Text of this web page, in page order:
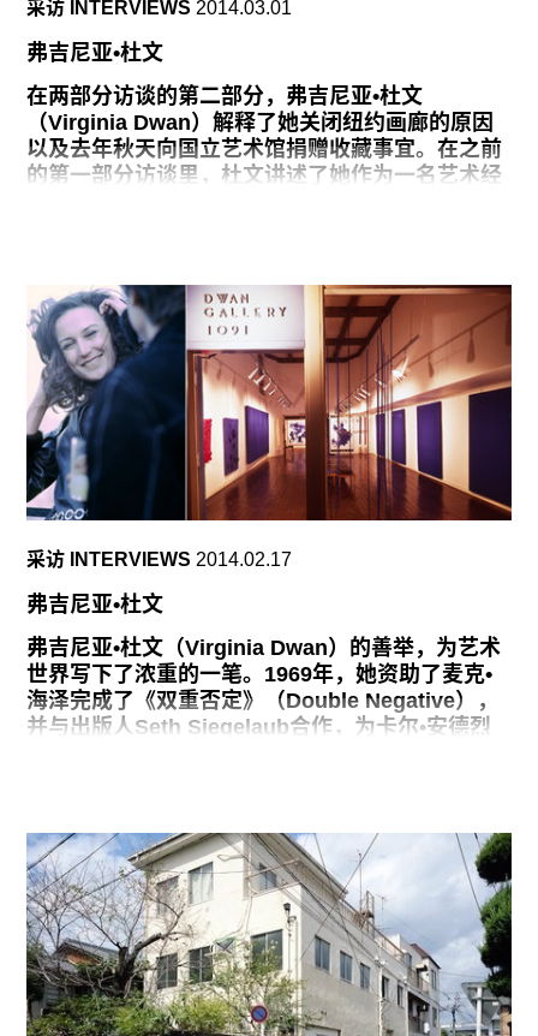
后，我觉得也许可以从这一传统去下手（我并非第
四基座的第一个做这个的艺术家）。我的构思是做
一个马的骨架，采用活生生的装饰，但是没有骑马
者。
我选择了早期的一个作品。2010年，在技术奇才们
三个，投影在遭受严重破坏的18世纪壁画的空白
处。当时“骑士”（Il
采访 INTERVIEWS 2014.03.01
弗吉尼亚•杜文
在两部分访谈的第二部分，弗吉尼亚•杜文
（Virginia Dwan）解释了她关闭纽约画廊的原因
以及去年秋天向国立艺术馆捐赠收藏事宜。在之前
的第一部分访谈里，杜文讲述了她作为一名艺术经
总有人问我为何关闭画廊。我就是没精力做了。耗
尽心神。尽管我确实喜欢开画廊：我喜欢做展览，
喜欢宣传，等等。我也喜欢和艺术家在一起。但是
艺术交易这门生意绝对不是我擅长的。我慢慢意识
到这样的事对我太难了。假设我本来喜欢做个策展
人，但是不得不闲出一只手来，典型的就是开画
廊，而不是开个博物馆。
1971年以后，很多艺术家到1971年，都打算纽约
离，尽管没人和我直接说。但是我确实知道很多人
想要更大的天地。想有更大的空间去施展。尤其是
我接触的大多数艺术家，尤其是麦克•海泽和罗伯特
•史密森。
我早就知道我收集的大部分作品都要捐给一家博物
馆，国立艺术馆的詹姆斯•梅椰和哈里•库珀伸出了
有种想法是很多东西应该雪藏多年，不应该出现在
人们能看到的地方。这点让我沮丧。之前我已经将
作品捐给了博物馆：比如海泽的《双重否定》，捐
给了洛杉矶的MoMA，六件大幅的投影摄影《实际
尺寸：慕尼黑旋转》(Actual
采访 INTERVIEWS 2014.02.17
弗吉尼亚•杜文
弗吉尼亚•杜文（Virginia Dwan）的善举，为艺术
世界写下了浓重的一笔。1969年，她资助了麦克•
海泽完成了《双重否定》（Double Negative），
并与出版人Seth Siegelaub合作，为卡尔•安德烈
家画廊，在她的推动下，伊夫•克莱因也是于1961
年，完成了自己在西海岸的第一场个展。1965年，
她在纽约开设了新空间，举办了具有里程碑意义的
极简主义、观念主义和大地艺术展。1971年，她关
闭了画廊，肩负起了另一个社会责任，开始和艺术
家拍摄电影，用影像记录他们，这些人中有斯图特
文（Sturtevant）， 约翰•凯奇,苏维罗（ Mark di
Suvero），安德烈，海泽。